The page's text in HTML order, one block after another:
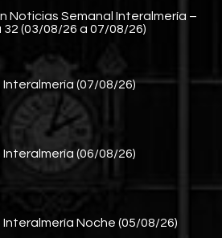
Noticias Semanal Interalmería –
32 (03/08/26 a 07/08/26)
(07/08/26)
(06/08/26)
Noche (05/08/26)